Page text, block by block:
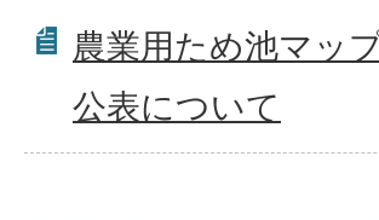
農業用ため池マッ
公表について